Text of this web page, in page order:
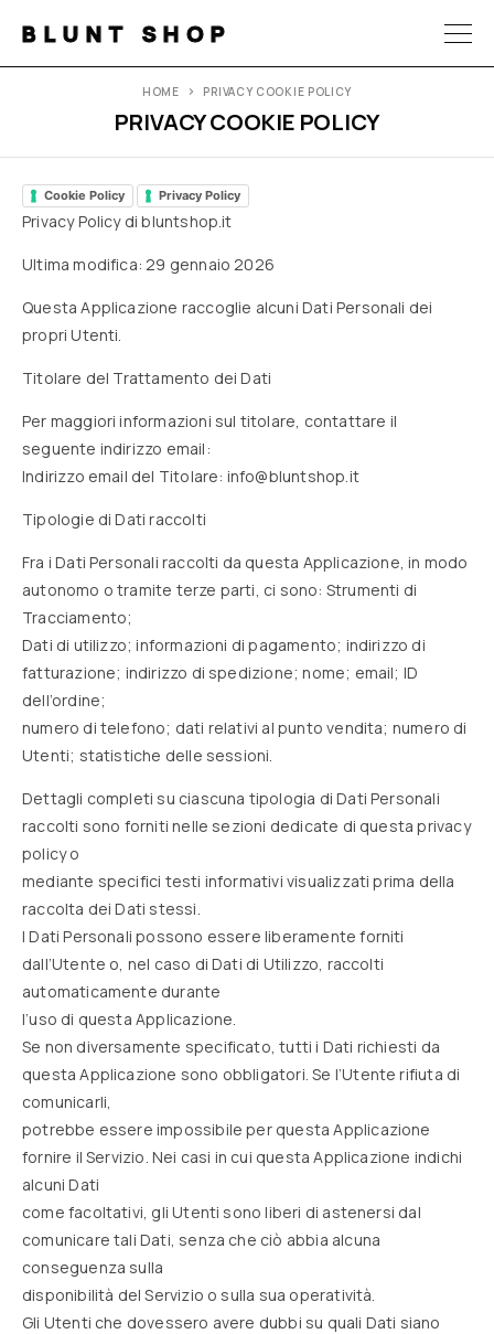
BLUNT SHOP
PRIVACY COOKIE POLICY
HOME PRIVACY COOKIE POLICY
Cookie Policy Privacy Policy
Privacy Policy di bluntshop.it
Ultima modifica: 29 gennaio 2026
Questa Applicazione raccoglie alcuni Dati Personali dei
propri Utenti.
Titolare del Trattamento dei Dati
Per maggiori informazioni sul titolare, contattare il
seguente indirizzo email:
Indirizzo email del Titolare: info@bluntshop.it
Tipologie di Dati raccolti
Fra i Dati Personali raccolti da questa Applicazione, in modo
autonomo o tramite terze parti, ci sono: Strumenti di
Tracciamento;
Dati di utilizzo; informazioni di pagamento; indirizzo di
fatturazione; indirizzo di spedizione; nome; email; ID
dell’ordine;
numero di telefono; dati relativi al punto vendita; numero di
Utenti; statistiche delle sessioni.
Dettagli completi su ciascuna tipologia di Dati Personali
raccolti sono forniti nelle sezioni dedicate di questa privacy
policy o
mediante specifici testi informativi visualizzati prima della
raccolta dei Dati stessi.
I Dati Personali possono essere liberamente forniti
dall’Utente o, nel caso di Dati di Utilizzo, raccolti
automaticamente durante
l’uso di questa Applicazione.
Se non diversamente specificato, tutti i Dati richiesti da
questa Applicazione sono obbligatori. Se l’Utente rifiuta di
comunicarli,
potrebbe essere impossibile per questa Applicazione
fornire il Servizio. Nei casi in cui questa Applicazione indichi
alcuni Dati
come facoltativi, gli Utenti sono liberi di astenersi dal
comunicare tali Dati, senza che ciò abbia alcuna
conseguenza sulla
disponibilità del Servizio o sulla sua operatività.
Gli Utenti che dovessero avere dubbi su quali Dati siano